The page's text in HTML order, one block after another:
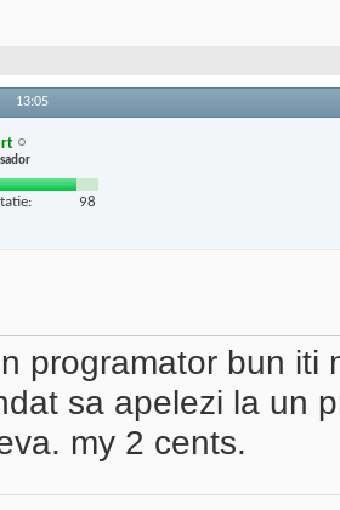
13:05
98
programator bun iti
sa apelezi la un
my 2 cents.